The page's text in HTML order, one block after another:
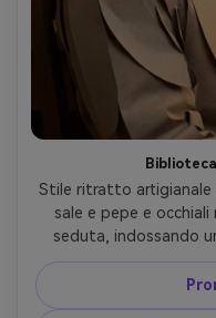
Stile ritratto artigianale
sale e pepe e
seduta, indossando
scaffali di biblioteca di
di libro come
luminosità calda